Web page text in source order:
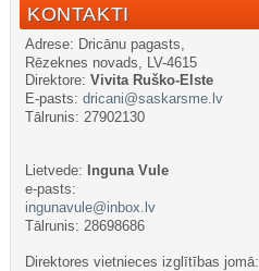
KONTAKTI
Adrese: Dricānu pagasts,
Rēzeknes novads, LV-4615
Direktore: Vivita Ruško-Elste
E-pasts: dricani@saskarsme.lv
Tālrunis: 27902130
Lietvede:
Inguna Vule
e-pasts:
ingunavule@inbox.lv
Tālrunis: 28698686
Direktores vietnieces izglītības jomā: